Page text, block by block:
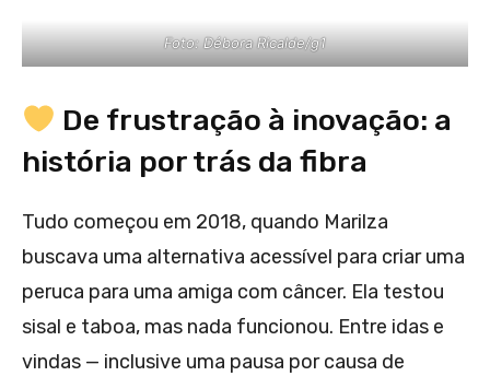
Foto: Débora Ricalde/g1
De frustração à inovação: a
história por trás da fibra
Tudo começou em 2018, quando Marilza
buscava uma alternativa acessível para criar uma
peruca para uma amiga com câncer. Ela testou
sisal e taboa, mas nada funcionou. Entre idas e
vindas — inclusive uma pausa por causa de